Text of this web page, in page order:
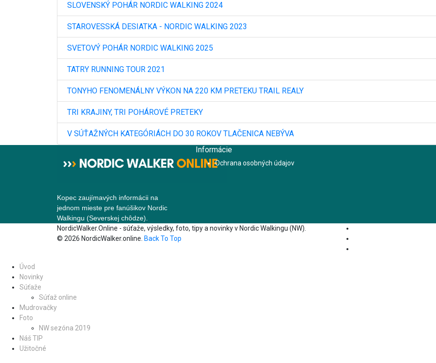
SLOVENSKÝ POHÁR NORDIC WALKING 2024
STAROVESSKÁ DESIATKA - NORDIC WALKING 2023
SVETOVÝ POHÁR NORDIC WALKING 2025
TATRY RUNNING TOUR 2021
TONYHO FENOMENÁLNY VÝKON NA 220 KM PRETEKU TRAIL REALY
TRI KRAJINY, TRI POHÁROVÉ PRETEKY
V SÚŤAŽNÝCH KATEGÓRIÁCH DO 30 ROKOV TLAČENICA NEBÝVA
Kopec zaujímavých informácii na
jednom mieste pre fanúšikov Nordic
Walkingu (Severskej chôdze).
Informácie
Ochrana osobných údajov
NordicWalker.Online - súťaže, výsledky, foto, tipy a novinky v Nordic Walkingu (NW).
© 2026 NordicWalker.online. Back To Top
Úvod
Novinky
Súťaže
Súťaž online
Mudrovačky
Foto
NW sezóna 2019
Náš TIP
Užitočné